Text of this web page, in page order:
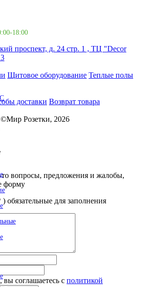
18:00
проспект, д. 24 стр. 1 , ТЦ "Decor
Щитовое оборудование Теплые полы
доставки Возврат товара
©Мир Розетки, 2026
то вопросы, предложения и жалобы,
форму
) обязательные для заполнения
соглашаетесь с политикой